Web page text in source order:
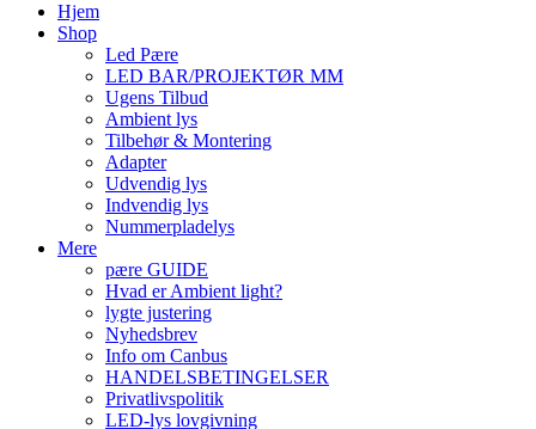
Hjem
Shop
Led Pære
LED BAR/PROJEKTØR MM
Ugens Tilbud
Ambient lys
Tilbehør & Montering
Adapter
Udvendig lys
Indvendig lys
Nummerpladelys
Mere
pære GUIDE
Hvad er Ambient light?
lygte justering
Nyhedsbrev
Info om Canbus
HANDELSBETINGELSER
Privatlivspolitik
LED-lys lovgivning